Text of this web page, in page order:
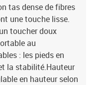
tas dense de fibres
une touche lisse.
toucher doux
au
: les pieds en
la stabilité.Hauteur
en hauteur selon